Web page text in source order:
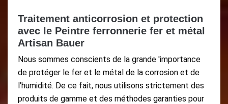
Traitement anticorrosion et protection
avec le Peintre ferronnerie fer et métal
Artisan Bauer
Nous sommes conscients de la grande 'importance
de protéger le fer et le métal de la corrosion et de
l’humidité. De ce fait, nous utilisons strictement des
produits de gamme et des méthodes garanties pour